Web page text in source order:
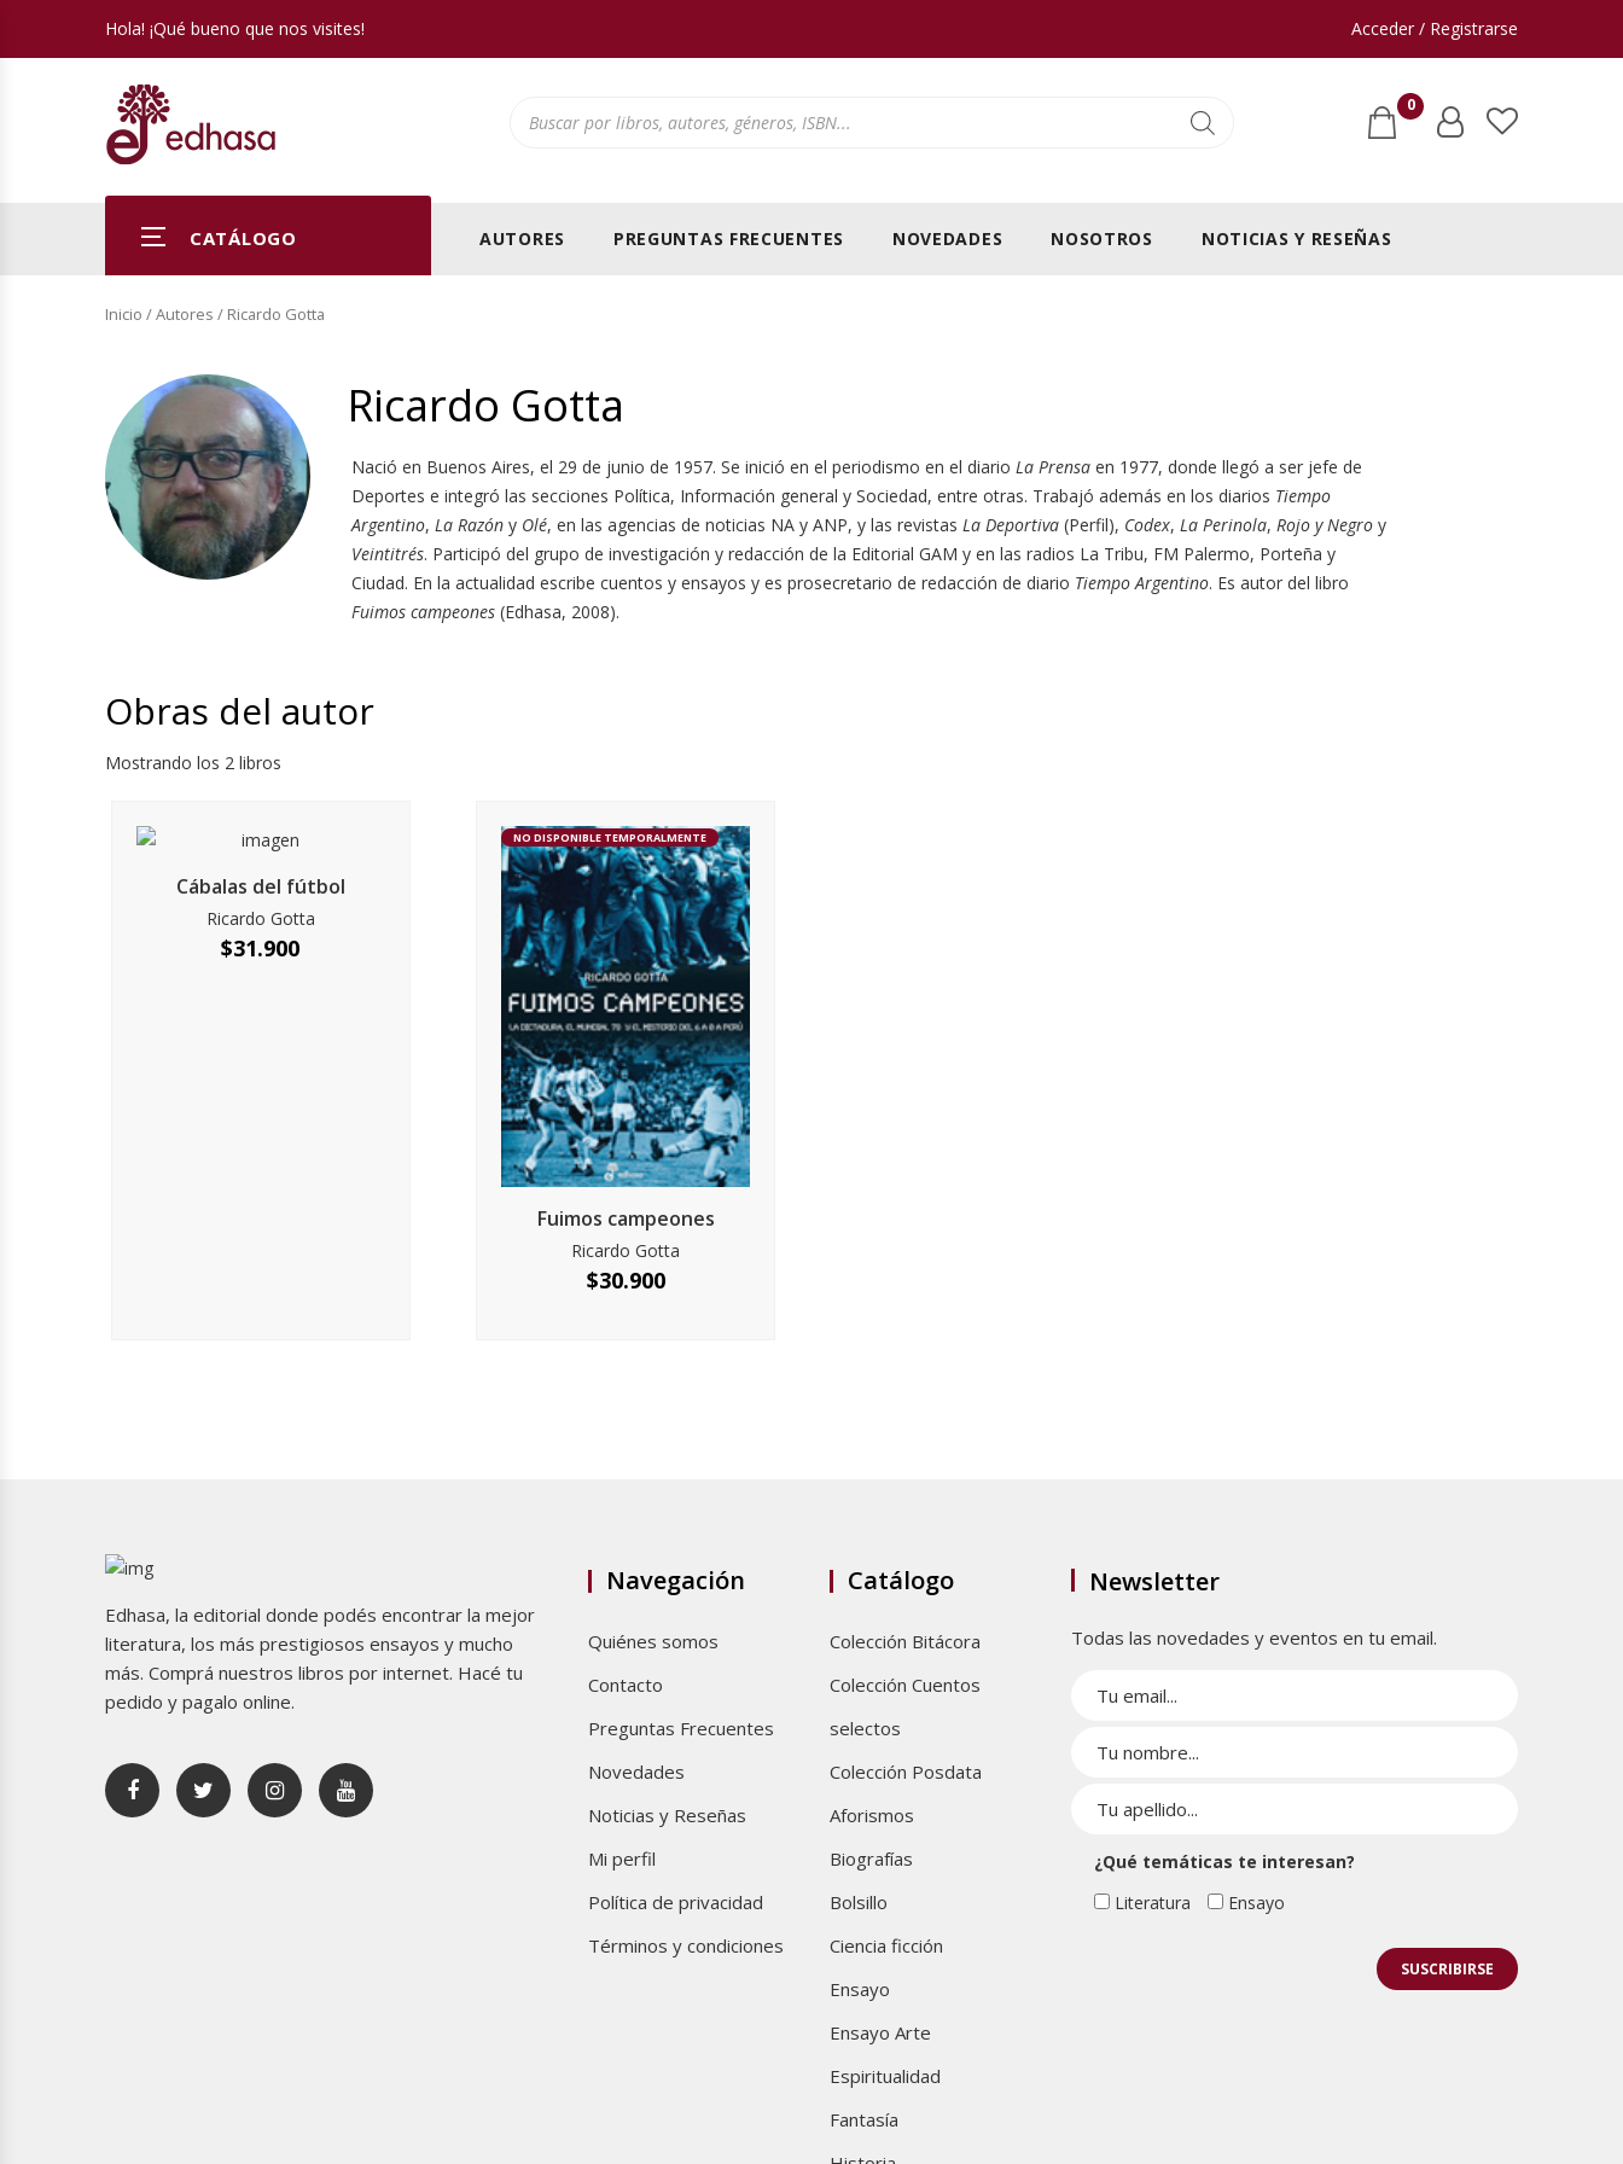
Hola! ¡Qué bueno que nos visites! Acceder / Registrarse
0
CATÁLOGO AUTORES PREGUNTAS FRECUENTES NOVEDADES NOSOTROS NOTICIAS Y RESEÑAS
Inicio / Autores / Ricardo Gotta
Ricardo Gotta
Nació en Buenos Aires, el 29 de junio de 1957. Se inició en el periodismo en el diario La Prensa en 1977, donde llegó a ser jefe de
Deportes e integró las secciones Política, Información general y Sociedad, entre otras. Trabajó además en los diarios Tiempo
Argentino, La Razón y Olé, en las agencias de noticias NA y ANP, y las revistas La Deportiva (Perfil), Codex, La Perinola, Rojo y Negro y
Veintitrés. Participó del grupo de investigación y redacción de la Editorial GAM y en las radios La Tribu, FM Palermo, Porteña y
Ciudad. En la actualidad escribe cuentos y ensayos y es prosecretario de redacción de diario Tiempo Argentino. Es autor del libro
Fuimos campeones (Edhasa, 2008).
Obras del autor
Mostrando los 2 libros
Cábalas del fútbol
Ricardo Gotta
$31.900
NO DISPONIBLE TEMPORALMENTE
Fuimos campeones
Ricardo Gotta
$30.900
Edhasa, la editorial donde podés encontrar la mejor
literatura, los más prestigiosos ensayos y mucho
más. Comprá nuestros libros por internet. Hacé tu
pedido y pagalo online.
Navegación
Quiénes somos
Contacto
Preguntas Frecuentes
Novedades
Noticias y Reseñas
Mi perfil
Política de privacidad
Términos y condiciones
Catálogo
Colección Bitácora
Colección Cuentos
selectos
Colección Posdata
Aforismos
Biografías
Bolsillo
Ciencia ficción
Ensayo
Ensayo Arte
Espiritualidad
Fantasía
Newsletter
Todas las novedades y eventos en tu email.
¿Qué temáticas te interesan?
Literatura
Ensayo